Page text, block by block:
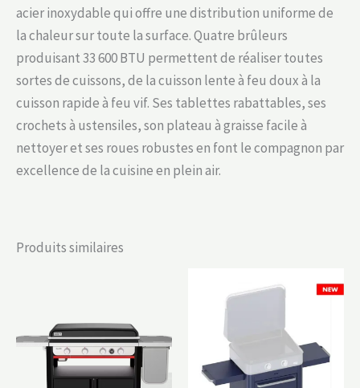
acier inoxydable qui offre une distribution uniforme de
la chaleur sur toute la surface. Quatre brûleurs
produisant 33 600 BTU permettent de réaliser toutes
sortes de cuissons, de la cuisson lente à feu doux à la
cuisson rapide à feu vif. Ses tablettes rabattables, ses
crochets à ustensiles, son plateau à graisse facile à
nettoyer et ses roues robustes en font le compagnon par
excellence de la cuisine en plein air.
Produits similaires